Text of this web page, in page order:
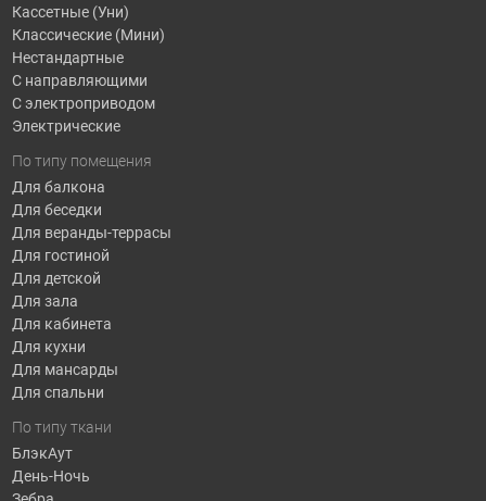
Кассетные (Уни)
Классические (Мини)
Нестандартные
С направляющими
С электроприводом
Электрические
По типу помещения
Для балкона
Для беседки
Для веранды-террасы
Для гостиной
Для детской
Для зала
Для кабинета
Для кухни
Для мансарды
Для спальни
По типу ткани
БлэкАут
День-Ночь